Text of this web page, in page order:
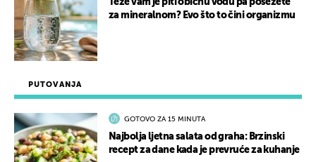
PUTOVANJA
GOTOVO ZA 15 MINUTA
Najbolja ljetna salata od graha: Brzinski
recept za dane kada je prevruće za kuhanje
Teže vam je piti običnu vodu pa posežete
za mineralnom? Evo što to čini organizmu